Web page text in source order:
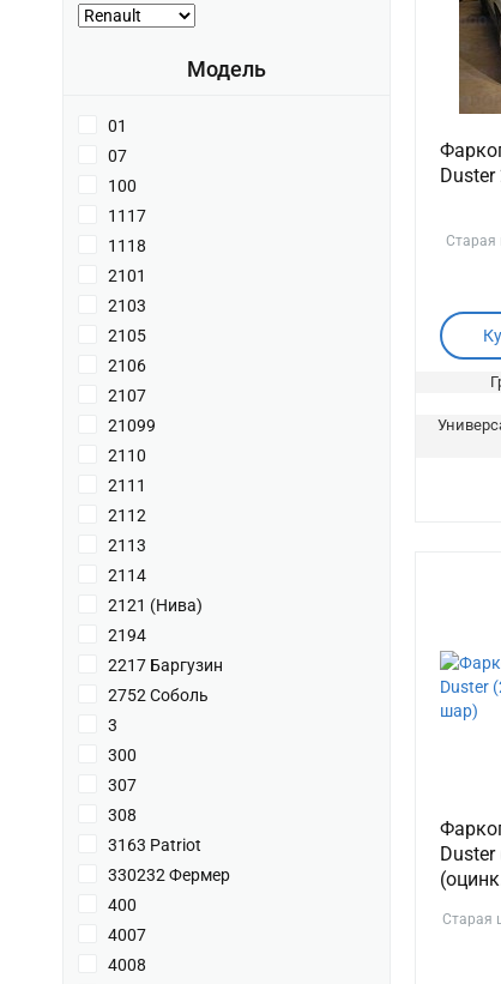
Модель
01
07
100
1117
1118
2101
2103
2105
2106
2107
21099
2110
2111
2112
2113
2114
2121 (Нива)
2194
2217 Баргузин
2752 Соболь
3
300
307
308
3163 Patriot
330232 Фермер
400
4007
4008
Duster
Старая
Duster
Старая